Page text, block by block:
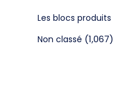
Les blocs produits
Non classé (1,067)